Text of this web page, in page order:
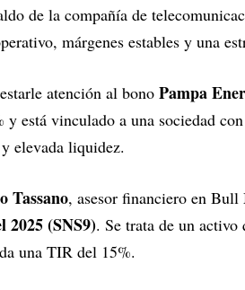
de la compañía de
márgenes estables y una
atención al bono Pampa
está vinculado a una sociedad
elevada liquidez.
Tassano, asesor financiero en
2025 (SNS9). Se trata de un activo
una TIR del 15%.